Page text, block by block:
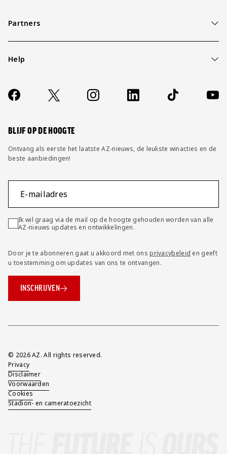
Partners
Help
Contact
FAQ
Socials
https://www.facebook.com/AZAlkmaar
X Instagram LinkedIn TikTok
BLIJF OP DE HOOGTE
Ontvang als eerste het laatste AZ-nieuws, de leukste winacties en de
beste aanbiedingen!
E-mailadres
Ik wil graag via de mail op de hoogte gehouden worden van alle
AZ-nieuws updates en ontwikkelingen.
Door je te abonneren gaat u akkoord met onsprivacybeleid en geeft
u toestemming om updates van ons te ontvangen.
INSCHRIJVEN
Overig
© 2026 AZ. All rights reserved.
Privacy
Disclaimer
Voorwaarden
Cookies
Stadion- en cameratoezicht